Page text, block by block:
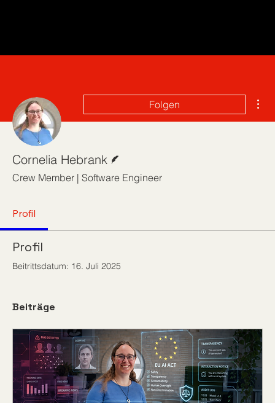
Folgen
Cornelia Hebrank
Crew Member | Software Engineer
Profil
Profil
Beitrittsdatum: 16. Juli 2025
Beiträge